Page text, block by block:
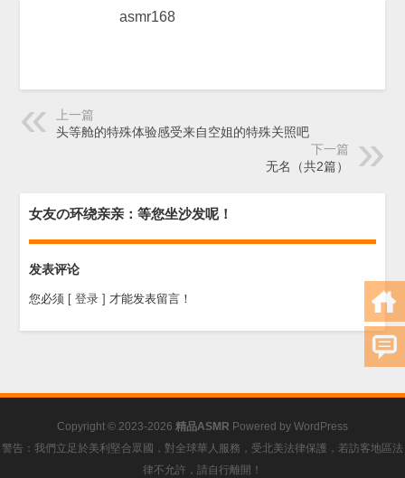
asmr168
上一篇
头等舱的特殊体验感受来自空姐的特殊关照吧
下一篇
无名（共2篇）
女友の环绕亲亲：等您坐沙发呢！
发表评论
您必须 [ 登录 ] 才能发表留言！
Copyright © 2023-2026 精品ASMR Powered by WordPress
警告：我們立足於美利堅合眾國，對全球華人服務，受北美法律保護，若訪客地區法
律不允許，請自行離開！